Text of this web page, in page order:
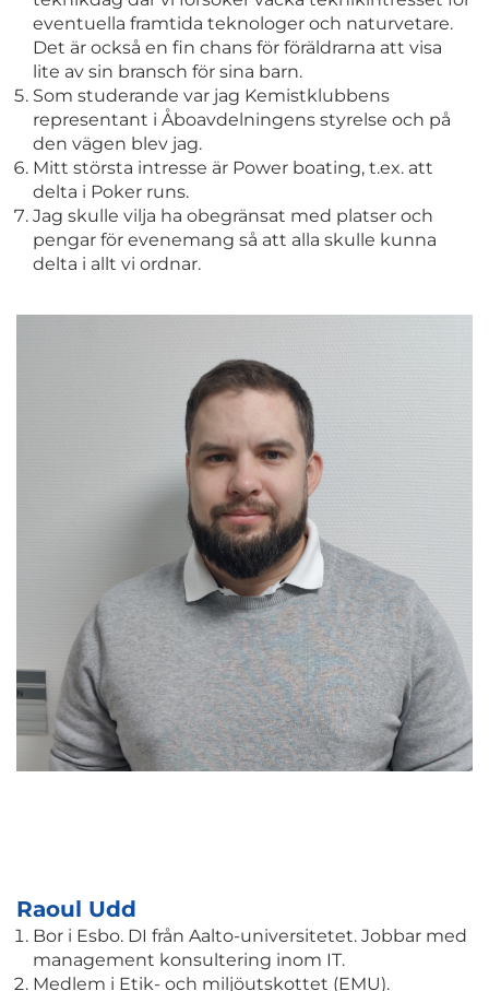
eventuella framtida teknologer och naturvetare.
Det är också en fin chans för föräldrarna att visa
lite av sin bransch för sina barn.
Som studerande var jag Kemistklubbens
representant i Åboavdelningens styrelse och på
den vägen blev jag.
Mitt största intresse är Power boating, t.ex. att
delta i Poker runs.
Jag skulle vilja ha obegränsat med platser och
pengar för evenemang så att alla skulle kunna
delta i allt vi ordnar.
Raoul Udd
Bor i Esbo. DI från Aalto-universitetet. Jobbar med
management konsultering inom IT.
Medlem i Etik- och miljöutskottet (EMU).